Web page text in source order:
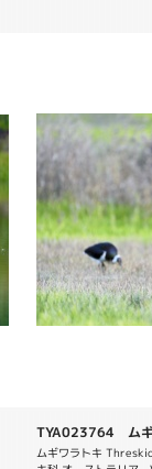
TYA023764 ム
spinicollis
ムギワラトキ